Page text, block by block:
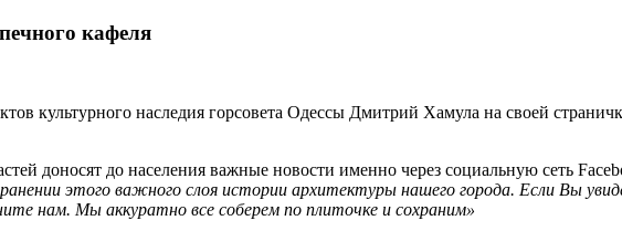
кафеля
культурного наследия горсовета Одессы Дмитрий Хамула на своей
доносят до населения важные новости именно через социальную сеть
этого важного слоя истории архитектуры нашего города. Если Вы
нам. Мы аккуратно все соберем по плиточке и сохраним»